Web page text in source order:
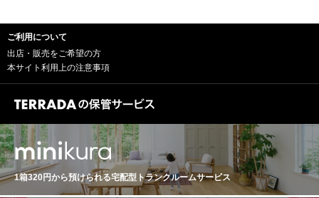
エチケットなど変更となる場合がございます。 ※説明の
内容はAI翻訳による和訳を掲載しております。 ※クール
便にてお届けいたします。 ※ご配送料はご購入状況に応
ORAGEボトル保管へのお届けも可能です。
ンテージとなりました。 6～8月の平均気温は過去10年平
が下がったことで美しい酸が保持されました 結果とし
て、過熟感やオークの主張といった過剰な要素が極めて
量でリリースの本数はこの30年の中でも最も少ないレベ
などが要因とされていますが、生産量が限定的なヴィン
テージとなります。 赤ワインは総じて非常に品質が良
く、濃厚で骨格がありながらもエレガントで、純粋な果
実味を備えています。 タンニンは総じて量が多く、長期
熟成のポテンシャルの高さを強く感じさせます。 また、
白ワインも大変すばらしいヴィンテージです。 完熟ブド
ご利用について
出店・販売をご希望の方
本サイト利用上の注意事項
1箱320円から預けられる宅配型トランクルームサービス